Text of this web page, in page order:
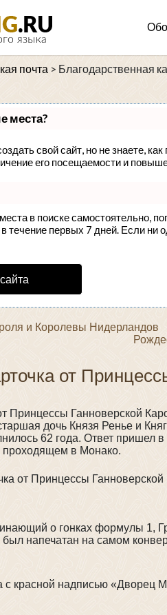
почта > Благодарственная
места?
свой сайт, но не знаете,
его посещаемости и
в поиске самостоятельно,
первых 7 дней. Если ни
и Королевы Нидерландов
от
Принцессы Ганноверской
дочь Князя Ренье и
62 года. Ответ пришел
проходящем в Монако.
о гонках формулы 1,
напечатан на самом
с красной надписью «Дворец